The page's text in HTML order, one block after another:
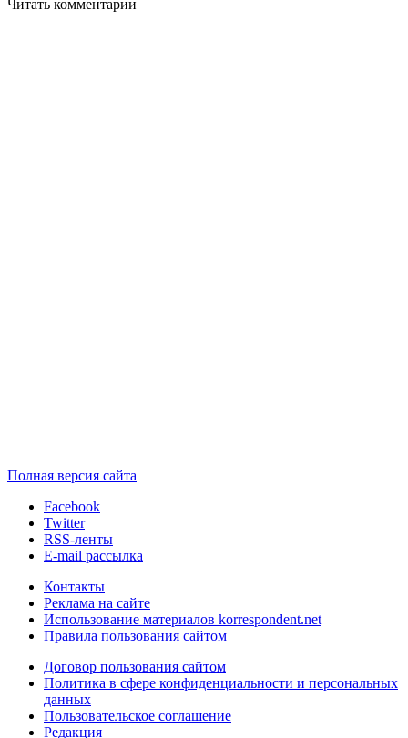
Читать комментарии
Полная версия сайта
Facebook
Twitter
RSS-ленты
E-mail рассылка
Контакты
Реклама на сайте
Использование материалов korrespondent.net
Правила пользования сайтом
Договор пользования сайтом
Политика в сфере конфиденциальности и персональных
данных
Пользовательское соглашение
Редакция